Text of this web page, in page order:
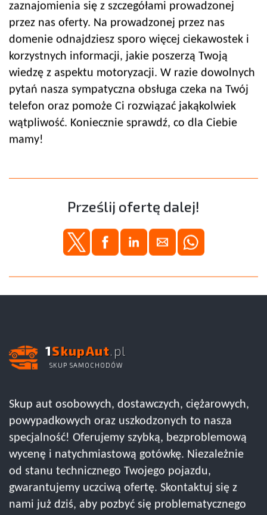
zaznajomienia się z szczegółami prowadzonej
przez nas oferty. Na prowadzonej przez nas
domenie odnajdziesz sporo więcej ciekawostek i
korzystnych informacji, jakie poszerzą Twoją
wiedzę z aspektu motoryzacji. W razie dowolnych
pytań nasza sympatyczna obsługa czeka na Twój
telefon oraz pomoże Ci rozwiązać jakąkolwiek
wątpliwość. Koniecznie sprawdź, co dla Ciebie
mamy!
Prześlij ofertę dalej!
1SkupAut.pl
SKUP SAMOCHODÓW
Skup aut osobowych, dostawczych, ciężarowych,
powypadkowych oraz uszkodzonych to nasza
specjalność! Oferujemy szybką, bezproblemową
wycenę i natychmiastową gotówkę. Niezależnie
od stanu technicznego Twojego pojazdu,
gwarantujemy uczciwą ofertę. Skontaktuj się z
nami już dziś, aby pozbyć się problematycznego